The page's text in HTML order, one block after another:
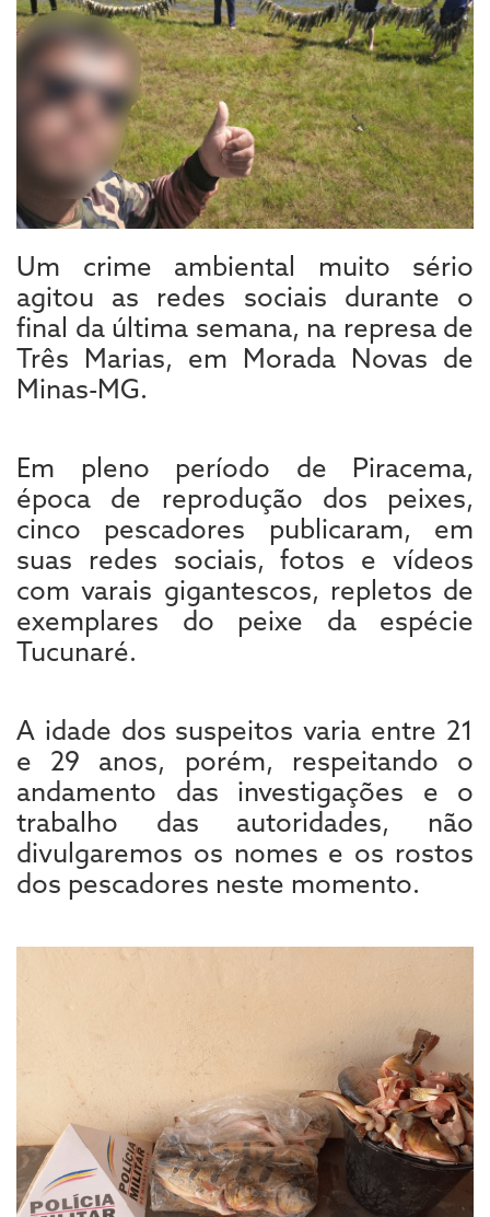
Um crime ambiental muito sério
agitou as redes sociais durante o
final da última semana, na represa de
Três Marias, em Morada Novas de
Minas-MG.
Em pleno período de Piracema,
época de reprodução dos peixes,
cinco pescadores publicaram, em
suas redes sociais, fotos e vídeos
com varais gigantescos, repletos de
exemplares do peixe da espécie
Tucunaré.
A idade dos suspeitos varia entre 21
e 29 anos, porém, respeitando o
andamento das investigações e o
trabalho das autoridades, não
divulgaremos os nomes e os rostos
dos pescadores neste momento.